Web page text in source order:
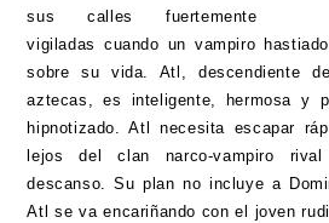
sus calles fuertemente
vigiladas cuando un vampiro
sobre su vida. Atl, descendiente
aztecas, es inteligente, hermosa y
hipnotizado. Atl necesita escapar
lejos del clan narco-vampiro
descanso. Su plan no incluye a
Atl se va encariñando con el joven